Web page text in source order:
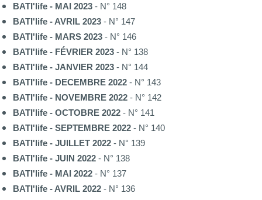
BATI'life - MAI 2023 - N° 148
BATI'life - AVRIL 2023 - N° 147
BATI'life - MARS 2023 - N° 146
BATI'life - FÉVRIER 2023 - N° 138
BATI'life - JANVIER 2023 - N° 144
BATI'life - DECEMBRE 2022 - N° 143
BATI'life - NOVEMBRE 2022 - N° 142
BATI'life - OCTOBRE 2022 - N° 141
BATI'life - SEPTEMBRE 2022 - N° 140
BATI'life - JUILLET 2022 - N° 139
BATI'life - JUIN 2022 - N° 138
BATI'life - MAI 2022 - N° 137
BATI'life - AVRIL 2022 - N° 136